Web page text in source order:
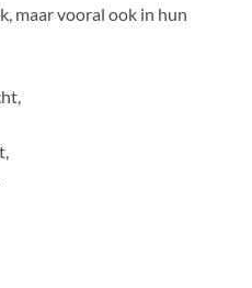
maar vooral ook in hun